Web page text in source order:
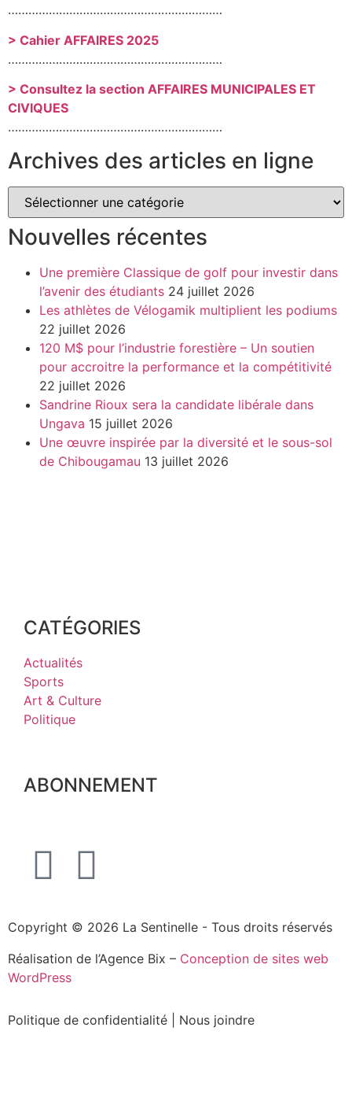
………………………………………………………
> Cahier AFFAIRES 2025
………………………………………………………
> Consultez la section AFFAIRES MUNICIPALES ET
CIVIQUES
………………………………………………………
Archives des articles en ligne
Nouvelles récentes
Une première Classique de golf pour investir dans
l’avenir des étudiants 24 juillet 2026
Les athlètes de Vélogamik multiplient les podiums
22 juillet 2026
120 M$ pour l’industrie forestière – Un soutien
pour accroitre la performance et la compétitivité
22 juillet 2026
Sandrine Rioux sera la candidate libérale dans
Ungava 15 juillet 2026
Une œuvre inspirée par la diversité et le sous-sol
de Chibougamau 13 juillet 2026
CATÉGORIES
Actualités
Sports
Art & Culture
Politique
ABONNEMENT
Copyright © 2026 La Sentinelle - Tous droits réservés
Réalisation de l’Agence Bix – Conception de sites web
WordPress
Politique de confidentialité Nous joindre